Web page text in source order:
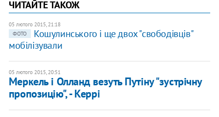
ЧИТАЙТЕ ТАКОЖ
05 лютого 2015, 21:18
ФОТО
Кошулинського і ще двох "свободівців"
мобілізували
05 лютого 2015, 20:51
Меркель і Олланд везуть Путіну "зустрічну
пропозицію", - Керрі